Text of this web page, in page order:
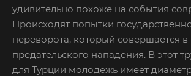
удивительно похоже на события
Происходят попытки
переворота, который совершается в
предательского нападения. В этот
для Турции молодежь имеет